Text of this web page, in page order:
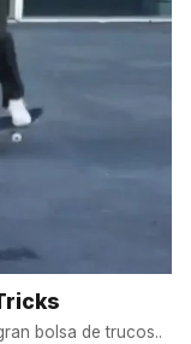
bolsa de trucos..